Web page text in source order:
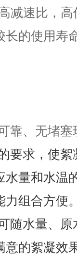
减速比，
长的使用寿
靠、无堵
要求，使
水量和水温
力组合方便
随水量、
意的絮凝效